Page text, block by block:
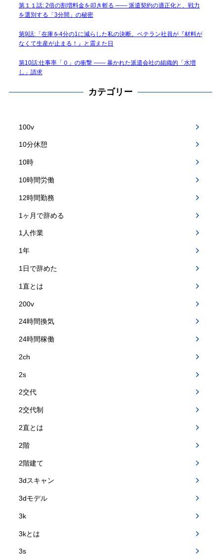
第１１話: 2倍の割増料金を叩き斬る —— 派遣契約の適正化と、戦力
を選別する「3分間」の秘密
第9話:「在庫を4分の1に減らした私の決断。ベテラン社員が『材料が
なくて生産が止まる！』と震えた日
第10話:仕事率「０」の衝撃 —— 暴かれた派遣会社の組織的「水増
し」請求
カテゴリー
100v
10分休憩
10時
10時間労働
12時間勤務
1ヶ月で辞める
1人作業
1年
1日で辞めた
1直とは
200v
24時間換気
24時間稼働
2ch
2s
2交代
2交代制
2直とは
2階
2階建て
3dスキャン
3dモデル
3k
3kとは
3s